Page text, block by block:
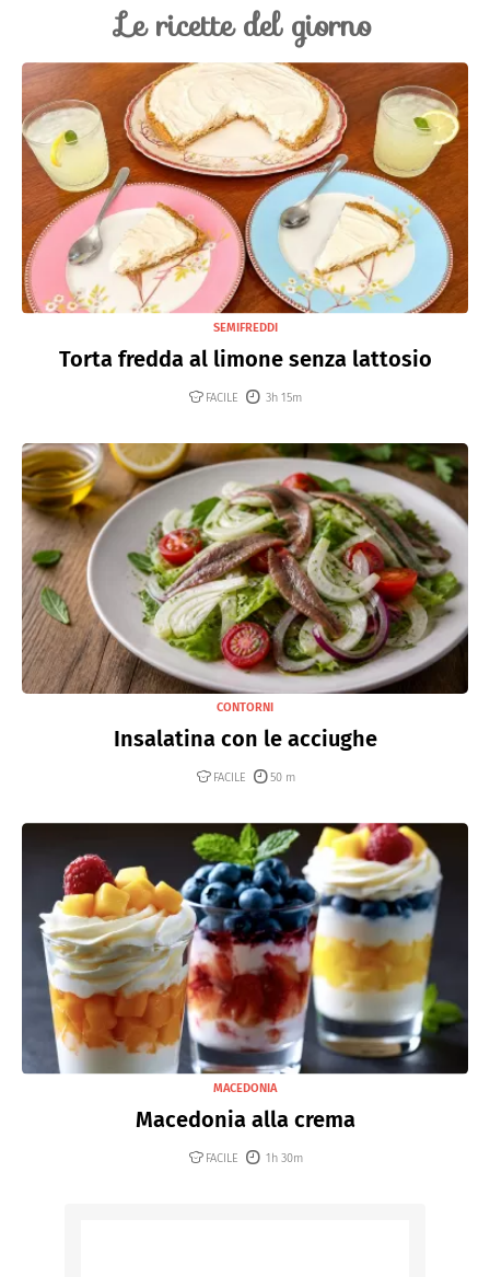
Le ricette del giorno
SEMIFREDDI
Torta fredda al limone senza lattosio
FACILE 3h 15m
CONTORNI
Insalatina con le acciughe
FACILE 50 m
MACEDONIA
Macedonia alla crema
FACILE 1h 30m